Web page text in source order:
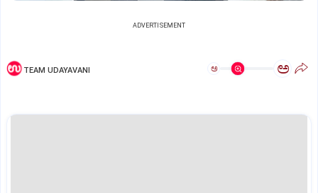
ADVERTISEMENT
TEAM UDAYAVANI ಅ ಅ